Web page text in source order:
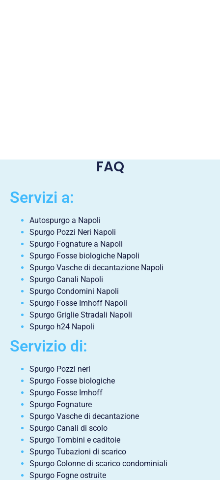
FAQ
Servizi a:
Autospurgo a Napoli
Spurgo Pozzi Neri Napoli
Spurgo Fognature a Napoli
Spurgo Fosse biologiche Napoli
Spurgo Vasche di decantazione Napoli
Spurgo Canali Napoli
Spurgo Condomini Napoli
Spurgo Fosse Imhoff Napoli
Spurgo Griglie Stradali Napoli
Spurgo h24 Napoli
Servizio di:
Spurgo Pozzi neri
Spurgo Fosse biologiche
Spurgo Fosse Imhoff
Spurgo Fognature
Spurgo Vasche di decantazione
Spurgo Canali di scolo
Spurgo Tombini e caditoie
Spurgo Tubazioni di scarico
Spurgo Colonne di scarico condominiali
Spurgo Fogne ostruite